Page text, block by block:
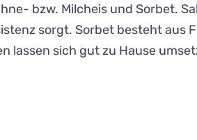
bzw. Milcheis und Sorbet.
sorgt. Sorbet besteht aus
lassen sich gut zu Hause